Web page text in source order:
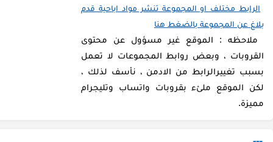
الرابط مختلف او المجموعة تنشر مواد اباحية قدم
بلاغ عن المجموعة بالضغط هنا
ملاحظه : الموقع غير مسؤول عن محتوى
القروبات ، وبعض روابط المجموعات لا تعمل
بسبب تغييرالرابط من الادمن ، نأسف لذلك ،
لكن الموقع ملئء بقروبات واتساب وتليجرام
مميزة.